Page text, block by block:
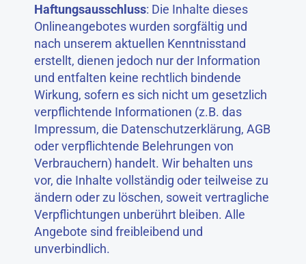
Haftungsausschluss: Die Inhalte dieses
Onlineangebotes wurden sorgfältig und
nach unserem aktuellen Kenntnisstand
erstellt, dienen jedoch nur der Information
und entfalten keine rechtlich bindende
Wirkung, sofern es sich nicht um gesetzlich
verpflichtende Informationen (z.B. das
Impressum, die Datenschutzerklärung, AGB
oder verpflichtende Belehrungen von
Verbrauchern) handelt. Wir behalten uns
vor, die Inhalte vollständig oder teilweise zu
ändern oder zu löschen, soweit vertragliche
Verpflichtungen unberührt bleiben. Alle
Angebote sind freibleibend und
unverbindlich.